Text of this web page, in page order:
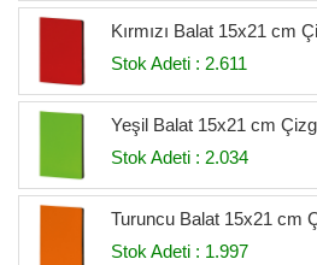
Kırmızı Balat 15x21 cm
Stok Adeti : 2.611
Yeşil Balat 15x21 cm
Stok Adeti : 2.034
Turuncu Balat 15x21 cm
Stok Adeti : 1.997